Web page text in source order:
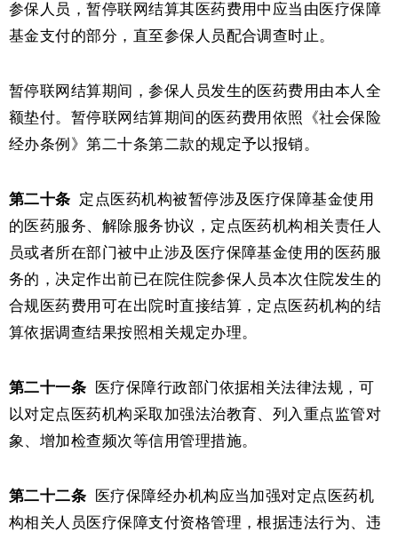
参保人员，暂停联网结算其医药费用中应当由医疗保障
基金支付的部分，直至参保人员配合调查时止。
暂停联网结算期间，参保人员发生的医药费用由本人全
额垫付。暂停联网结算期间的医药费用依照《社会保险
经办条例》第二十条第二款的规定予以报销。
第二十条 定点医药机构被暂停涉及医疗保障基金使用
的医药服务、解除服务协议，定点医药机构相关责任人
员或者所在部门被中止涉及医疗保障基金使用的医药服
务的，决定作出前已在院住院参保人员本次住院发生的
合规医药费用可在出院时直接结算，定点医药机构的结
算依据调查结果按照相关规定办理。
第二十一条
医疗保障行政部门依据相关法律法规，可
以对定点医药机构采取加强法治教育、列入重点监管对
象、增加检查频次等信用管理措施。
第二十二条
医疗保障经办机构应当加强对定点医药机
构相关人员医疗保障支付资格管理，根据违法行为、违